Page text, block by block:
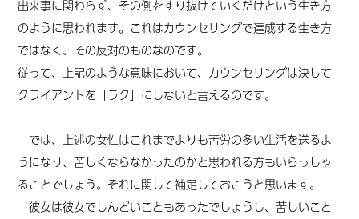
出来事に関わらず、その側をすり抜けていくだけという生き方
のように思われます。これはカウンセリングで達成する生き方
ではなく、その反対のものなのです。
従って、上記のような意味において、カウンセリングは決して
クライアントを「ラク」にしないと言えるのです。
では、上述の女性はこれまでよりも苦労の多い生活を送るよ
うになり、苦しくならなかったのかと思われる方もいらっしゃ
ることでしょう。それに関して補足しておこうと思います。
彼女は彼女でしんどいこともあったでしょうし、苦しいこと